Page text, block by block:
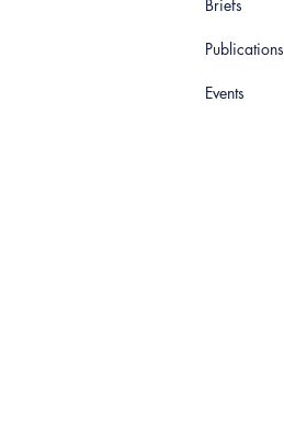
Briefs
Publications
Events